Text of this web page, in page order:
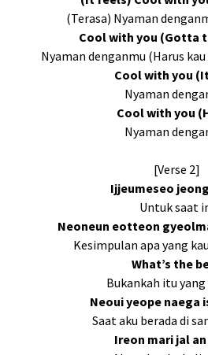
(Terasa) Nyaman
Cool with you (Gotta
Nyaman denganmu (Harus
Cool with you
Nyaman
Cool with you
Nyaman
[Verse 2]
Ijjeumeseo
Untuk saat
Neoneun eotteon
Kesimpulan apa yang
What’s the
Bukankah itu
Neoui yeope naega
Saat aku berada di
Ireon mari jal